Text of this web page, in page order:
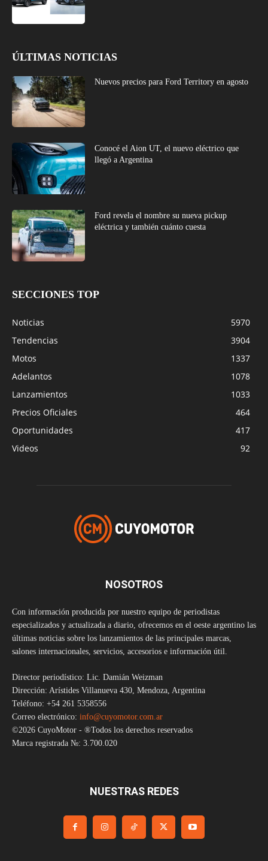
ÚLTIMAS NOTICIAS
Nuevos precios para Ford Territory en agosto
Conocé el Aion UT, el nuevo eléctrico que
llegó a Argentina
Ford revela el nombre su nueva pickup
eléctrica y también cuánto cuesta
SECCIONES TOP
Noticias
5970
Tendencias
3904
Motos
1337
Adelantos
1078
Lanzamientos
1033
Precios Oficiales
464
Oportunidades
417
Videos
92
NOSOTROS
Con información producida por nuestro equipo de periodistas
especializados y actualizada a diario, ofrecemos en el oeste argentino las
últimas noticias sobre los lanzamientos de las principales marcas,
salones internacionales, servicios, accesorios e información útil.
Director periodístico: Lic. Damián Weizman
Dirección: Arístides Villanueva 430, Mendoza, Argentina
Teléfono: +54 261 5358556
Correo electrónico: info@cuyomotor.com.ar
©2026 CuyoMotor - ®Todos los derechos reservados
Marca registrada №: 3.700.020
NUESTRAS REDES